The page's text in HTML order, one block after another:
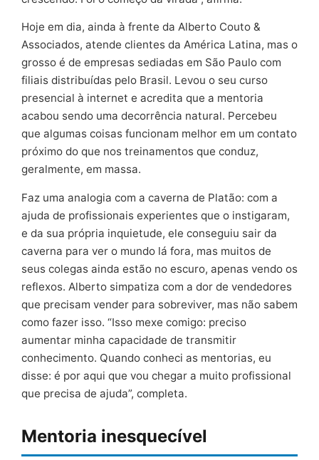
Hoje em dia, ainda à frente da Alberto Couto &
Associados, atende clientes da América Latina, mas o
grosso é de empresas sediadas em São Paulo com
filiais distribuídas pelo Brasil. Levou o seu curso
presencial à internet e acredita que a mentoria
acabou sendo uma decorrência natural. Percebeu
que algumas coisas funcionam melhor em um contato
próximo do que nos treinamentos que conduz,
geralmente, em massa.
Faz uma analogia com a caverna de Platão: com a
ajuda de profissionais experientes que o instigaram,
e da sua própria inquietude, ele conseguiu sair da
caverna para ver o mundo lá fora, mas muitos de
seus colegas ainda estão no escuro, apenas vendo os
reflexos. Alberto simpatiza com a dor de vendedores
que precisam vender para sobreviver, mas não sabem
como fazer isso. “Isso mexe comigo: preciso
aumentar minha capacidade de transmitir
conhecimento. Quando conheci as mentorias, eu
disse: é por aqui que vou chegar a muito profissional
que precisa de ajuda”, completa.
Mentoria inesquecível